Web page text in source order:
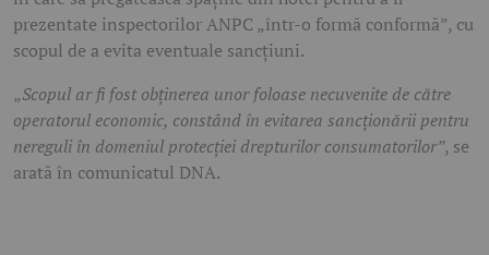
prezentate inspectorilor ANPC „într-o formă conformă”, cu
scopul de a evita eventuale sancțiuni.
„Scopul ar fi fost obținerea unor foloase necuvenite de către
operatorul economic, constând în evitarea sancționării pentru
nereguli în domeniul protecției drepturilor consumatorilor”, se
arată în comunicatul DNA.